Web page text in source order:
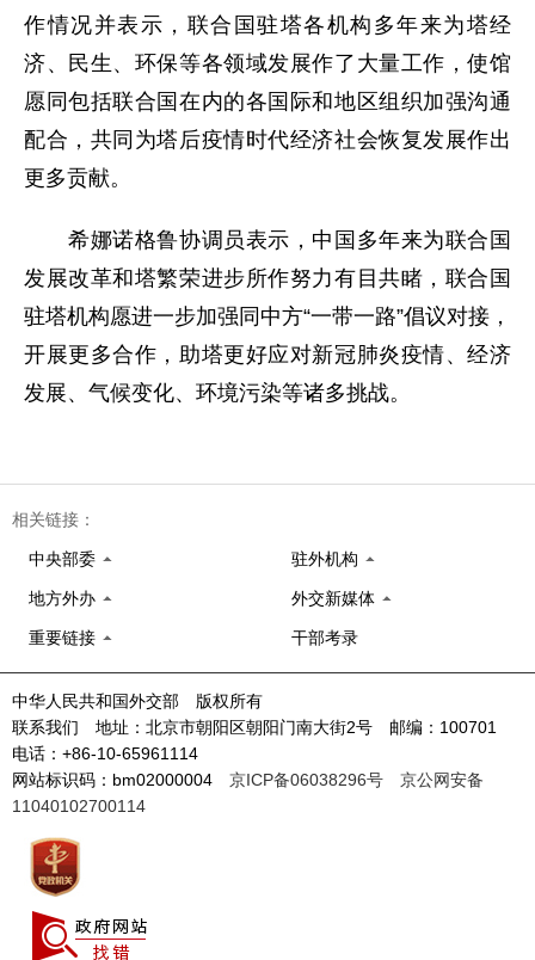
作情况并表示，联合国驻塔各机构多年来为塔经
济、民生、环保等各领域发展作了大量工作，使馆
愿同包括联合国在内的各国际和地区组织加强沟通
配合，共同为塔后疫情时代经济社会恢复发展作出
更多贡献。
希娜诺格鲁协调员表示，中国多年来为联合国
发展改革和塔繁荣进步所作努力有目共睹，联合国
驻塔机构愿进一步加强同中方“一带一路”倡议对接，
开展更多合作，助塔更好应对新冠肺炎疫情、经济
发展、气候变化、环境污染等诸多挑战。
相关链接：
中央部委 驻外机构
地方外办 外交新媒体
重要链接 干部考录
中华人民共和国外交部 版权所有
联系我们 地址：北京市朝阳区朝阳门南大街2号 邮编：100701
电话：+86-10-65961114
网站标识码：bm02000004 京ICP备06038296号
京公网安备
11040102700114